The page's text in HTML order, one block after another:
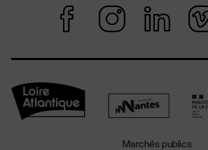
Marchés publics